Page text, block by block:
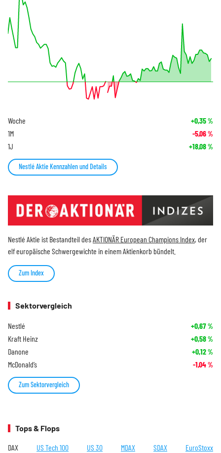
Woche +0,35%
1M -5,06%
1J +18,08%
Nestlé Aktie Kennzahlen und Details
Nestlé Aktie ist Bestandteil desAKTIONÄR European Champions Index, der
elf europäische Schwergewichte in einem Aktienkorb bündelt.
Zum Index
Sektorvergleich
Nestlé +0,67%
Kraft Heinz +0,58%
Danone +0,12%
McDonald’s -1,04%
Zum Sektorvergleich
Tops & Flops
DAX US Tech 100 US 30 MDAX SDAX EuroStoxx